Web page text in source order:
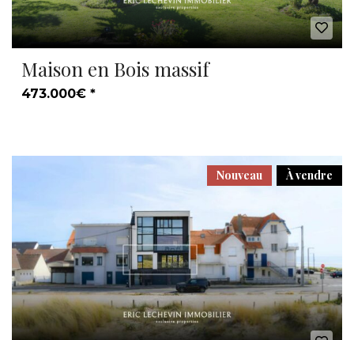
Maison en Bois massif
473.000€ *
À vendre
Nouveau